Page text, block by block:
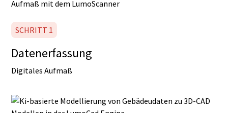
SCHRITT 1
Datenerfassung
Digitales Aufmaß